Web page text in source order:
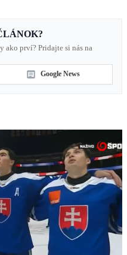
ako prví? Pridajte si nás na
Google News